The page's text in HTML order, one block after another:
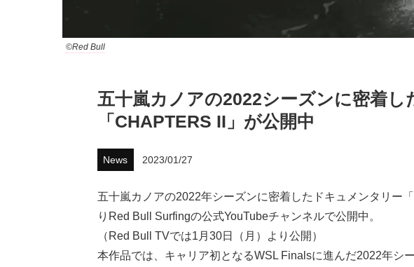
©Red Bull
五十嵐カノアの2022シーズンに密着し
「CHAPTERS II」が公開中
News 2023/01/27
五十嵐カノアの2022年シーズンに密着したドキュメンタリー
りRed Bull Surfingの公式YouTubeチャンネルで公開中。
（Red Bull TVでは1月30日（月）より公開）
本作品では、キャリア初となるWSL Finalsに進んだ2022年シ